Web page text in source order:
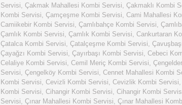
Servisi, Çakmak Mahallesi Kombi Servisi, Çakmaklı Kombi
Kombi Servisi, Çamçeşme Kombi Servisi, Cami Mahallesi
Camiikebir Kombi Servisi, Çamlıbahçe Kombi Servisi,
Çamlık Kombi Servisi, Çamlık Kombi Servisi, Cankurtaran
Çatalca Kombi Servisi, Çatalçeşme Kombi Servisi,
Çayağzı Kombi Servisi, Çayırbaşı Kombi Servisi, Cebeci
Celaliye Kombi Servisi, Cemil Meriç Kombi Servisi,
Servisi, Çengelköy Kombi Servisi, Cennet Mahallesi Kombi
Kombi Servisi, Cevizli Kombi Servisi, Cevizlik Kombi Servisi,
Kombi Servisi, Cihangir Kombi Servisi, Cihangir Kombi
Servisi, Çınar Mahallesi Kombi Servisi, Çınar Mahallesi